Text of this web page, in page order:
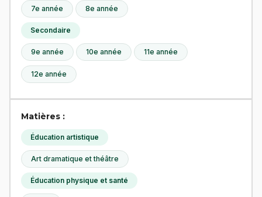
7e année 8e année
Secondaire
9e année 10e année 11e année
12e année
Matières :
Éducation artistique
Art dramatique et théâtre
Éducation physique et santé